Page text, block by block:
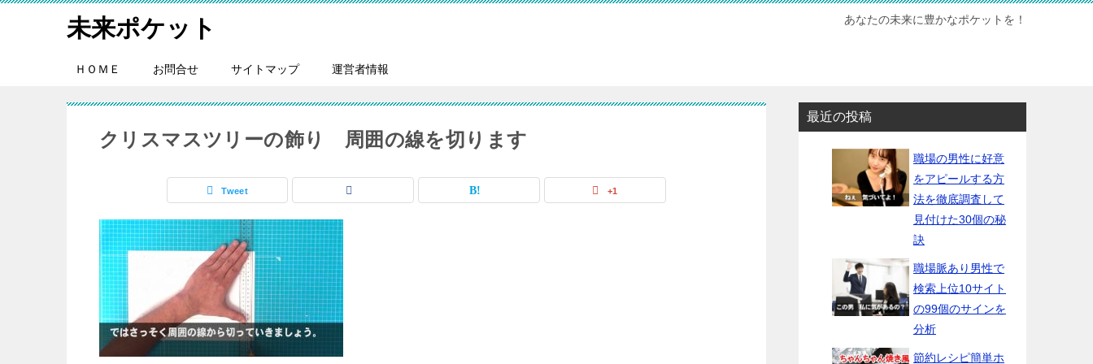
未来ポケット あなたの未来に豊かなポケットを！
ＨＯＭＥ お問合せ サイトマップ 運営者情報
クリスマスツリーの飾り 周囲の線を切ります
Tweet +1
最近の投稿
職場の男性に好意
をアピールする方
法を徹底調査して
見付けた30個の秘
訣
職場脈あり男性で
検索上位10サイト
の99個のサインを
分析
節約レシピ簡単ホ